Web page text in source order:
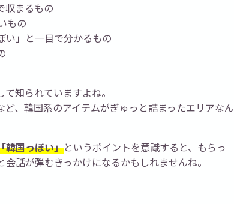
収まるもの
もの
い」と一目で分かるもの
知られていますよね。
、韓国系のアイテムがぎゅっと詰まったエリアなん
韓国っぽい」というポイントを意識すると、もらっ
話が弾むきっかけになるかもしれませんね。